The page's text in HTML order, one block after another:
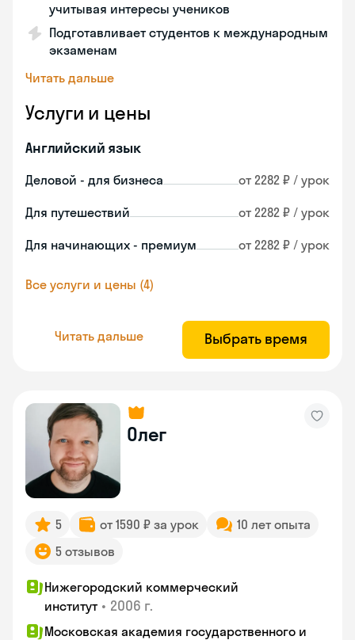
учитывая интересы учеников
Подготавливает студентов к международным
экзаменам
Читать дальше
Услуги и цены
Английский язык
Деловой - для бизнеса от 2282 ₽ / урок
Для путешествий от 2282 ₽ / урок
Для начинающих - премиум от 2282 ₽ / урок
Все услуги и цены (4)
Читать дальше Выбрать время
Олег
5 от 1590 ₽ за урок
10 лет опыта
5 отзывов
Нижегородский коммерческий
институт • 2006 г.
Московская академия государственного и